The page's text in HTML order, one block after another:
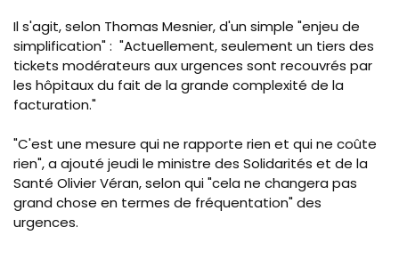
Il s'agit, selon Thomas Mesnier, d'un simple "enjeu de
simplification" : "Actuellement, seulement un tiers des
tickets modérateurs aux urgences sont recouvrés par
les hôpitaux du fait de la grande complexité de la
facturation."
"C'est une mesure qui ne rapporte rien et qui ne coûte
rien", a ajouté jeudi le ministre des Solidarités et de la
Santé Olivier Véran, selon qui "cela ne changera pas
grand chose en termes de fréquentation" des
urgences.